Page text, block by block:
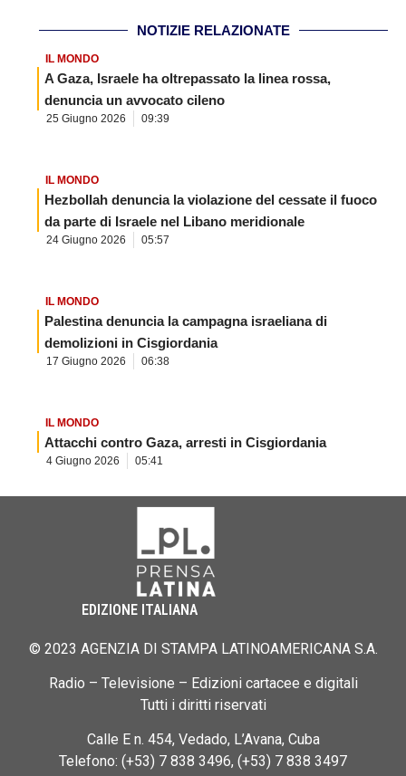
NOTIZIE RELAZIONATE
IL MONDO
A Gaza, Israele ha oltrepassato la linea rossa,
denuncia un avvocato cileno
25 Giugno 2026 09:39
IL MONDO
Hezbollah denuncia la violazione del cessate il fuoco
da parte di Israele nel Libano meridionale
24 Giugno 2026 05:57
IL MONDO
Palestina denuncia la campagna israeliana di
demolizioni in Cisgiordania
17 Giugno 2026 06:38
IL MONDO
Attacchi contro Gaza, arresti in Cisgiordania
4 Giugno 2026 05:41
EDIZIONE ITALIANA
© 2023 AGENZIA DI STAMPA LATINOAMERICANA S.A.
Radio – Televisione – Edizioni cartacee e digitali
Tutti i diritti riservati
Calle E n. 454, Vedado, L’Avana, Cuba
Telefono: (+53) 7 838 3496, (+53) 7 838 3497